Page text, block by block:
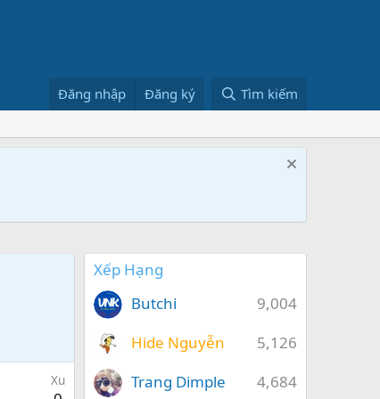
Đăng nhập Đăng ký Tìm kiếm
Xu
Xếp Hạng
9,004
Butchi
5,126
Hide Nguyễn
4,684
Trang Dimple